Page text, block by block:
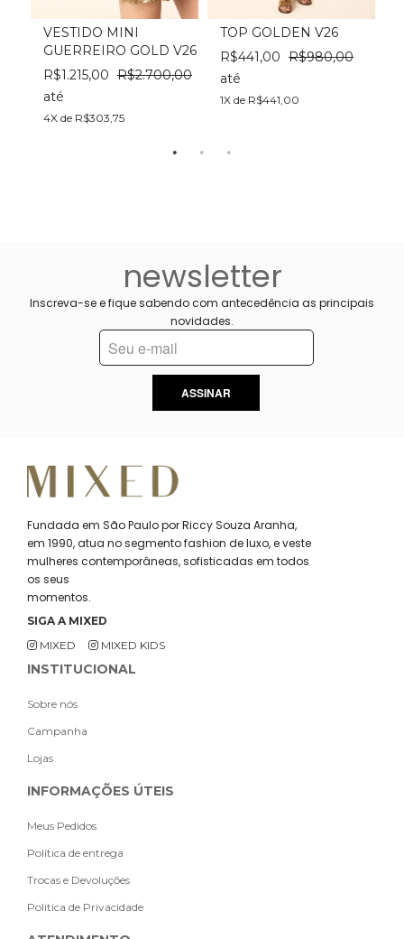
VESTIDO MINI
GUERREIRO GOLD V26
R$1.215,00 R$2.700,00
até
4X de R$303,75
TOP GOLDEN V26
R$441,00 R$980,00
até
1X de R$441,00
newsletter
Inscreva-se e fique sabendo com antecedência as principais
novidades.
ASSINAR
Fundada em São Paulo por Riccy Souza Aranha,
em 1990, atua no segmento fashion de luxo, e veste
mulheres contemporâneas, sofisticadas em todos
os seus
momentos.
SIGA A MIXED
MIXED
MIXED KIDS
INSTITUCIONAL
Sobre nós
Campanha
Lojas
INFORMAÇÕES ÚTEIS
Meus Pedidos
Política de entrega
Trocas e Devoluções
Politica de Privacidade